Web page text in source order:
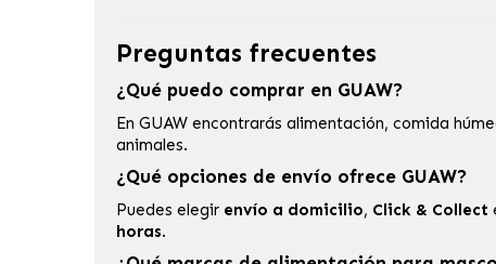
Preguntas frecuentes
¿Qué puedo comprar en GUAW?
En GUAW encontrarás alimentación, comida
animales.
¿Qué opciones de envío ofrece GUAW?
Puedes elegir envío a domicilio, Click & Collect
horas.